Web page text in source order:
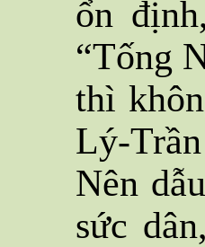
ổn
“Tống
thì
Lý-
Nên
sức